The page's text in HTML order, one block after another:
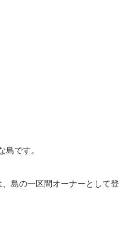
です。
島の一区間オーナーとして登